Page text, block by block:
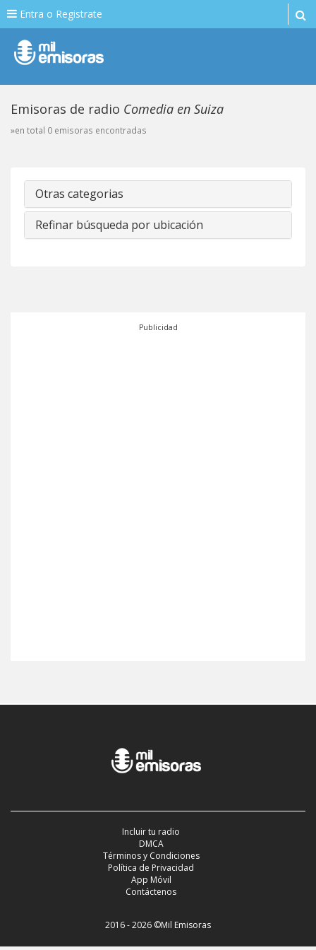
Entra o Registrate
Emisoras de radio Comedia en Suiza
»en total 0 emisoras encontradas
Otras categorias
Refinar búsqueda por ubicación
Publicidad
Incluir tu radio
DMCA
Términos y Condiciones
Política de Privacidad
App Móvil
Contáctenos
2016 - 2026 ©Mil Emisoras